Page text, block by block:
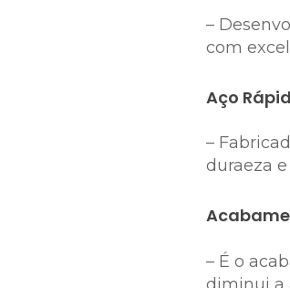
–
com
Aço
–
duraeza
– É o
diminui a